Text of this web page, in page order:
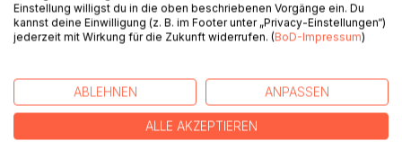
PRESSESTIMMEN
Einstellung willigst du in die oben beschriebenen Vorgänge ein. Du
kannst deine Einwilligung (z. B. im Footer unter „Privacy-Einstellungen“)
jederzeit mit Wirkung für die Zukunft widerrufen. (BoD-Impressum)
ABLEHNEN ANPASSEN
ALLE AKZEPTIEREN